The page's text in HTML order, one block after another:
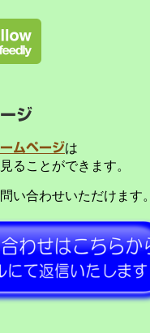
ジ
ムページは
ることができます。
い合わせいただけます。